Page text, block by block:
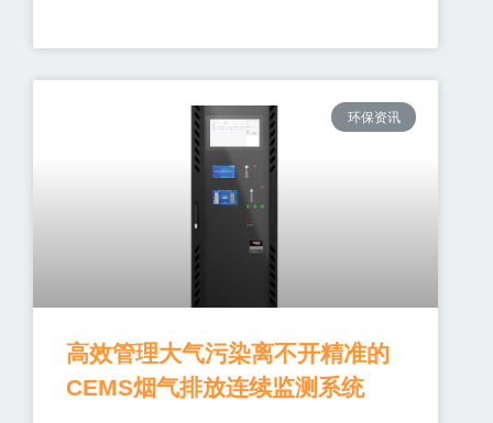
环保资讯
高效管理大气污染离不开精准的
CEMS烟气排放连续监测系统